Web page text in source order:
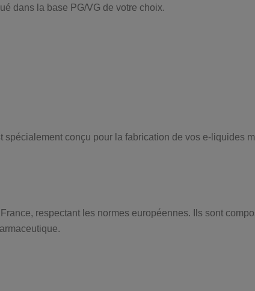
dans la base PG/VG de votre choix.
conçu pour la fabrication de vos e-liquides
respectant les normes européennes. Ils sont